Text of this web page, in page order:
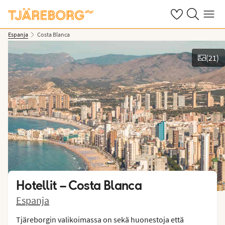
OmatHaku Valikko
Espanja Costa Blanca
Näytä kuvia
(21)
Hotellit –Costa Blanca
Espanja
Tjäreborgin valikoimassa on sekä huonestoja että